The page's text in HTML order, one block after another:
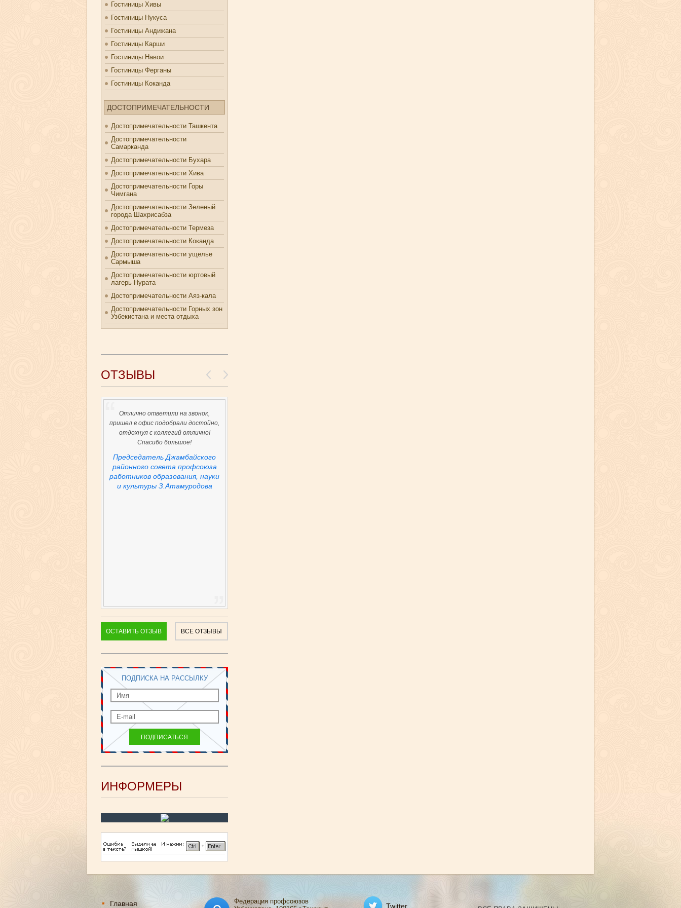
Гостиницы Хивы
Гостиницы Нукуса
Гостиницы Андижана
Гостиницы Карши
Гостиницы Навои
Гостиницы Ферганы
Гостиницы Коканда
ДОСТОПРИМЕЧАТЕЛЬНОСТИ
Достопримечательности Ташкента
Достопримечательности
Самарканда
Достопримечательности Бухара
Достопримечательности Хива
Достопримечательности Горы
Чимгана
Достопримечательности Зеленый
города Шахрисабза
Достопримечательности Термеза
Достопримечательности Коканда
Достопримечательности ущелье
Сармыша
Достопримечательности юртовый
лагерь Нурата
Достопримечательности Аяз-кала
Достопримечательности Горных зон
Узбекистана и места отдыха
ОТЗЫВЫ
Отлично ответили на звонок,
пришел в офис подобрали достойно,
отдохнул с коллегий отлично!
Спасибо большое!
Председатель Джамбайского
районного совета профсоюза
работников образования, науки
и культуры З.Атамуродова
ОСТАВИТЬ ОТЗЫВ ВСЕ ОТЗЫВЫ
ПОДПИСКА НА РАССЫЛКУ
ИНФОРМЕРЫ
Главная
Федерация профсоюзов
Twitter